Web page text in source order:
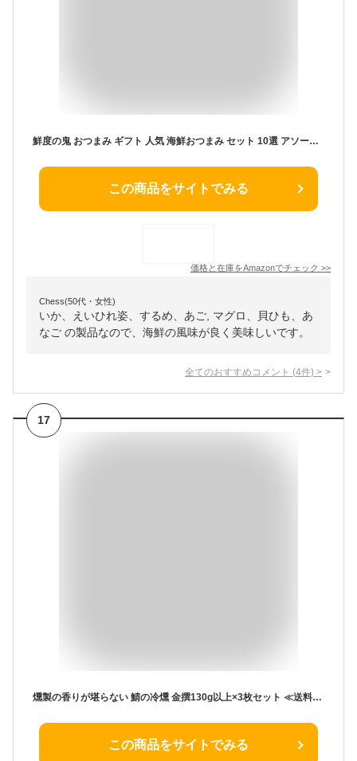
鮮度の鬼 おつまみ ギフト 人気 海鮮おつまみ セット 10選 アソート 詰め合わせ 化粧箱入り プレゼント 高級 珍味
この商品をサイトでみる
価格と在庫をAmazonでチェック >>
Chess(50代・女性)
いか、えいひれ姿、するめ、あご, マグロ、貝ひも、あ
なご の製品なので、海鮮の風味が良く美味しいです。
全てのおすすめコメント (4件) >
17
燻製の香りが堪らない 鯖の冷燻 金撰130g以上×3枚セット ≪送料無料≫ 父の日 お中元 スモーク サバ 酒の肴 酒のつまみ おつまみ 酒のあて 珍味 さば グルメ 男性 父親 お父さん プレゼント 鯖の燻製 魚 高級珍味 薫製 お取り寄せ 魚介 海鮮 青森県
この商品をサイトでみる